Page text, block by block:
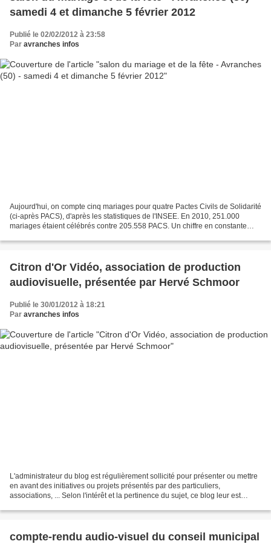
samedi 4 et dimanche 5 février 2012
Publié le 02/02/2012 à 23:58
Par avranches infos
Aujourd'hui, on compte cinq mariages pour quatre Pactes Civils de Solidarité
(ci-après PACS), d'après les statistiques de l'INSEE. En 2010, 251.000
mariages étaient célébrés contre 205.558 PACS. Un chiffre en constante
Citron d'Or Vidéo, association de production
audiovisuelle, présentée par Hervé Schmoor
Publié le 30/01/2012 à 18:21
Par avranches infos
L'administrateur du blog est régulièrement sollicité pour présenter ou mettre
en avant des initiatives ou projets présentés par des particuliers,
associations, ... Selon l'intérêt et la pertinence du sujet, ce blog leur est
compte-rendu audio-visuel du conseil municipal